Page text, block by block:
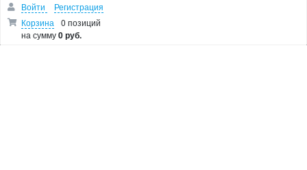
Войти
Регистрация
Корзина
0 позиций
на сумму0 руб.